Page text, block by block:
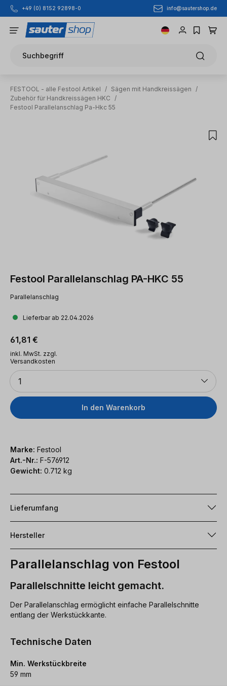
Zum Hauptinhalt springen
+49 (0) 8152 92898-0 info@sautershop.de
Suchbegriff
FESTOOL - alle Festool Artikel / Sägen mit Handkreissägen
/
Zubehör für Handkreissägen HKC
/
Festool Parallelanschlag Pa-Hkc 55
Festool Parallelanschlag PA-HKC 55
Parallelanschlag
Lieferbar ab 22.04.2026
Regulärer Preis:
61,81 €
inkl. MwSt. zzgl.
Versandkosten
Anzahl
1
In den Warenkorb
Marke: Festool
Art.-Nr.: F-576912
Gewicht: 0.712 kg
Lieferumfang
Hersteller
Parallelanschlag von Festool
Parallelschnitte leicht gemacht.
Der Parallelanschlag ermöglicht einfache Parallelschnitte
entlang der Werkstückkante.
Technische Daten
Min. Werkstückbreite
59 mm